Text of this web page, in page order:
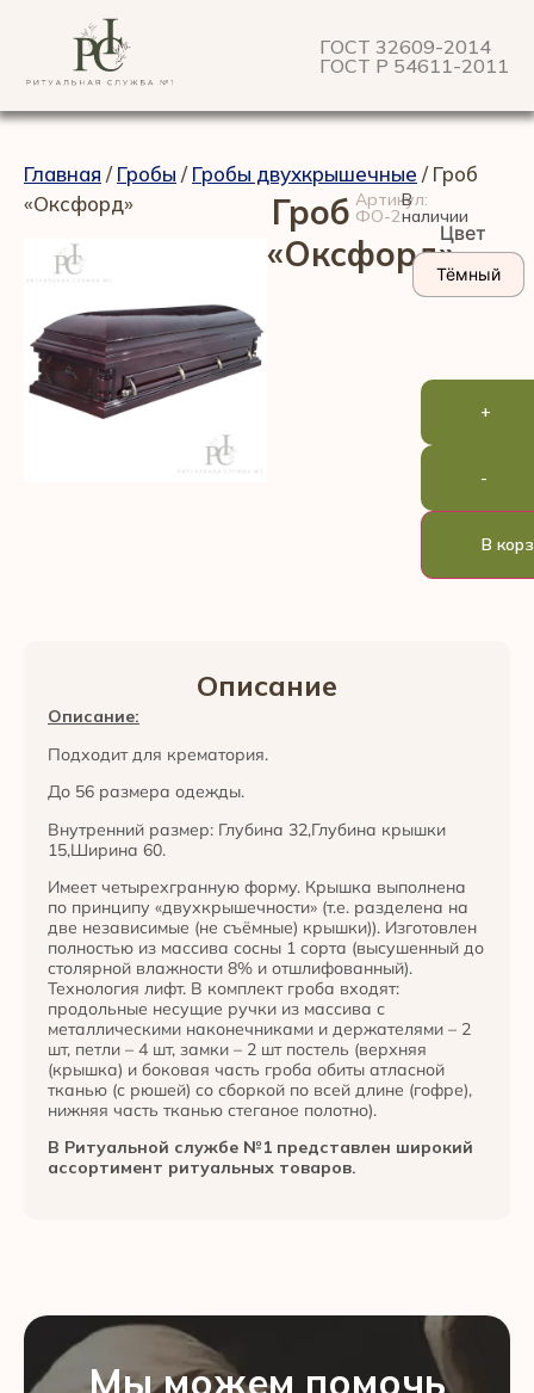
ГОСТ 32609-2014
ГОСТ Р 54611-2011
Главная /Гробы /Гробы двухкрышечные / Гроб
«Оксфорд»
Гроб
«Оксфорд»
Артикул:
ФО-2
В
наличии
Цвет
Тёмный
+
-
В
Описание
Описание:
Подходит для крематория.
До 56 размера одежды.
Внутренний размер: Глубина 32,Глубина крышки
15,Ширина 60.
Имеет четырехгранную форму. Крышка выполнена
по принципу «двухкрышечности» (т.е. разделена на
две независимые (не съёмные) крышки)). Изготовлен
полностью из массива сосны 1 сорта (высушенный до
столярной влажности 8% и отшлифованный).
Технология лифт. В комплект гроба входят:
продольные несущие ручки из массива с
металлическими наконечниками и держателями – 2
шт, петли – 4 шт, замки – 2 шт постель (верхняя
(крышка) и боковая часть гроба обиты атласной
тканью (с рюшей) со сборкой по всей длине (гофре),
нижняя часть тканью стеганое полотно).
В Ритуальной службе №1 представлен широкий
ассортимент ритуальных товаров.
Мы можем помочь